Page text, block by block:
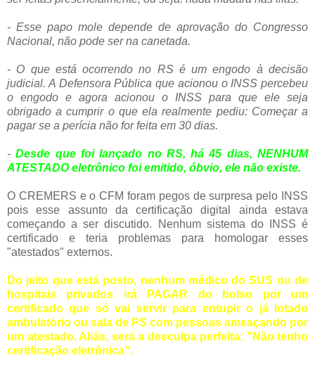
- Esse papo mole depende de aprovação do Congresso
Nacional, não pode ser na canetada.
- O que está ocorrendo no RS é um engodo à decisão
judicial. A Defensora Pública que acionou o INSS percebeu
o engodo e agora acionou o INSS para que ele seja
obrigado a cumprir o que ela realmente pediu: Começar a
pagar se a perícia não for feita em 30 dias.
- Desde que foi lançado no RS, há 45 dias, NENHUM
ATESTADO eletrônico foi emitido, óbvio, ele não existe.
O CREMERS e o CFM foram pegos de surpresa pelo INSS
pois esse assunto da certificação digital ainda estava
começando a ser discutido. Nenhum sistema do INSS é
certificado e teria problemas para homologar esses
"atestados" externos.
Do jeito que está posto, nenhum médico do SUS ou de
hospitais privados irá PAGAR do bolso por um
certificado que só vai servir para entupir o já lotado
ambulatório ou sala de PS com pessoas ameaçando por
um atestado. Aliás, será a desculpa perfeita: "Não tenho
certificação eletrônica".